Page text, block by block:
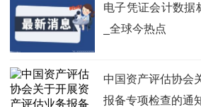
电子凭证会计数据
_全球今热点
中国资产评估协会
报备专项检查的通